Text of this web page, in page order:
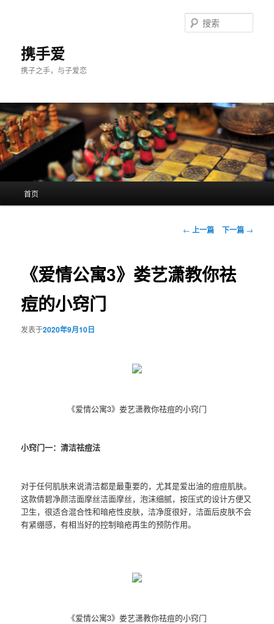
携手爱
携子之手，与子爱恋
索
首页
文
航
← 上一篇 下一篇 →
《爱情公寓3》娄艺潇教你祛
痘的小窍门
发表于2020年9月10日
《爱情公寓3》娄艺潇教你祛痘的小窍门
小窍门一：清洁祛痘法
对于任何肌肤来说清洁都是最重要的，尤其是爱出油的痘痘肌肤。
这款倩碧净颜洁面摩丝洁面摩丝，泡沫细腻，按压式的设计方便又
卫生，很适合混合性和暗疮性皮肤，洁净度很好，洁面后皮肤不会
有紧绷感，有相当好的控制暗疮再生的预防作用。
《爱情公寓3》娄艺潇教你祛痘的小窍门